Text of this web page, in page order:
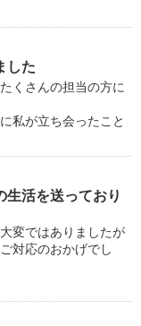
した
くさんの担当の方に
私が立ち会ったこと
生活を送っており
変ではありましたが
対応のおかげでし